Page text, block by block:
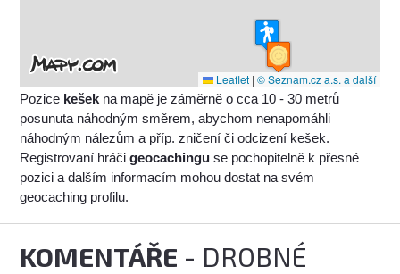
Leaflet | © Seznam.cz a.s. a další
Pozice kešek na mapě je záměrně o cca 10 - 30 metrů
posunuta náhodným směrem, abychom nenapomáhli
náhodným nálezům a příp. zničení či odcizení kešek.
Registrovaní hráčigeocachingu se pochopitelně k přesné
pozici a dalším informacím mohou dostat na svém
geocaching profilu.
KOMENTÁŘE - DROBNÉ